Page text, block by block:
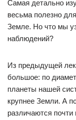
Самая детально
весьма полезно
Земле. Но что мы
наблюдений?
Из предыдущей
большое: по
планеты нашей
крупнее Земли. А
различаются почти